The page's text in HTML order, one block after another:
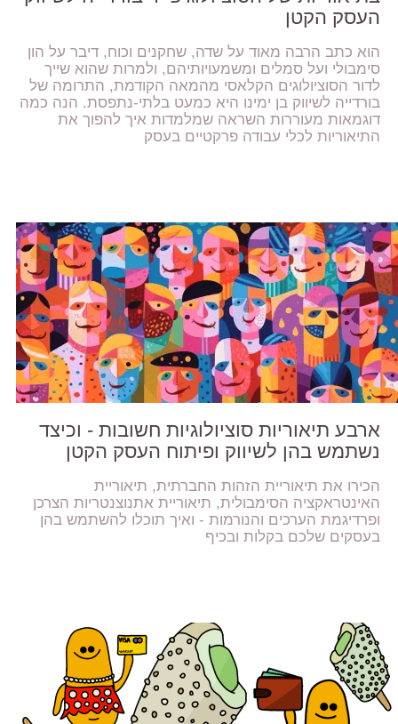
העסק הקטן
הוא כתב הרבה מאוד על שדה, שחקנים וכוח, דיבר על הון
סימבולי ועל סמלים ומשמעויותיהם, ולמרות שהוא שייך
לדור הסוציולוגים הקלאסי מהמאה הקודמת, התרומה של
בורדייה לשיווק בן ימינו היא כמעט בלתי-נתפסת. הנה כמה
דוגמאות מעוררות השראה שמלמדות איך להפוך את
התיאוריות לכלי עבודה פרקטיים בעסק
ארבע תיאוריות סוציולוגיות חשובות - וכיצד
נשתמש בהן לשיווק ופיתוח העסק הקטן
הכירו את תיאוריית הזהות החברתית, תיאוריית
האינטראקציה הסימבולית, תיאוריית אתנוצנטריות הצרכן
ופרדיגמת הערכים והנורמות - ואיך תוכלו להשתמש בהן
בעסקים שלכם בקלות ובכיף